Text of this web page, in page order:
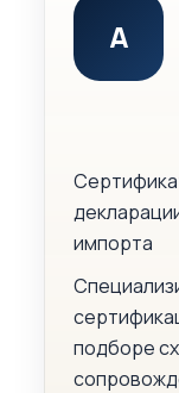
А
импорта
подборе